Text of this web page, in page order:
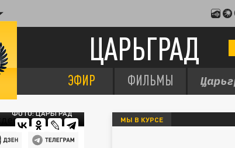
ЦАРЬГРАД
ЭФИР ФИЛЬМЫ
ФОТО: ЦАРЬГРАД
МЫ В КУРСЕ